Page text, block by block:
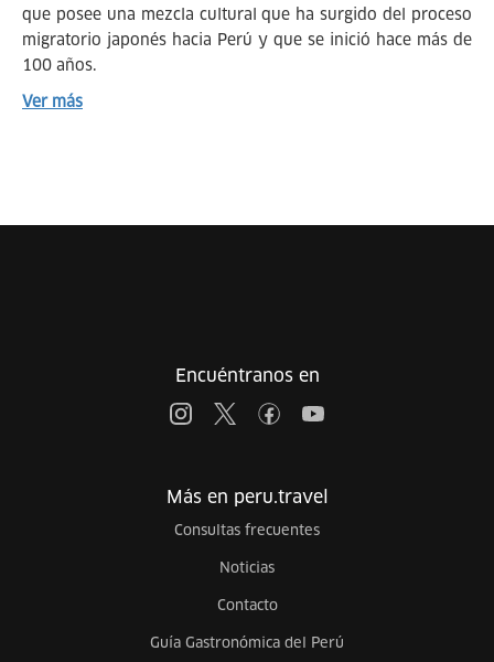
que posee una mezcla cultural que ha surgido del proceso
migratorio japonés hacia Perú y que se inició hace más de
100 años.
Ver más
Encuéntranos en
Más en peru.travel
Consultas frecuentes
Noticias
Contacto
Guía Gastronómica del Perú